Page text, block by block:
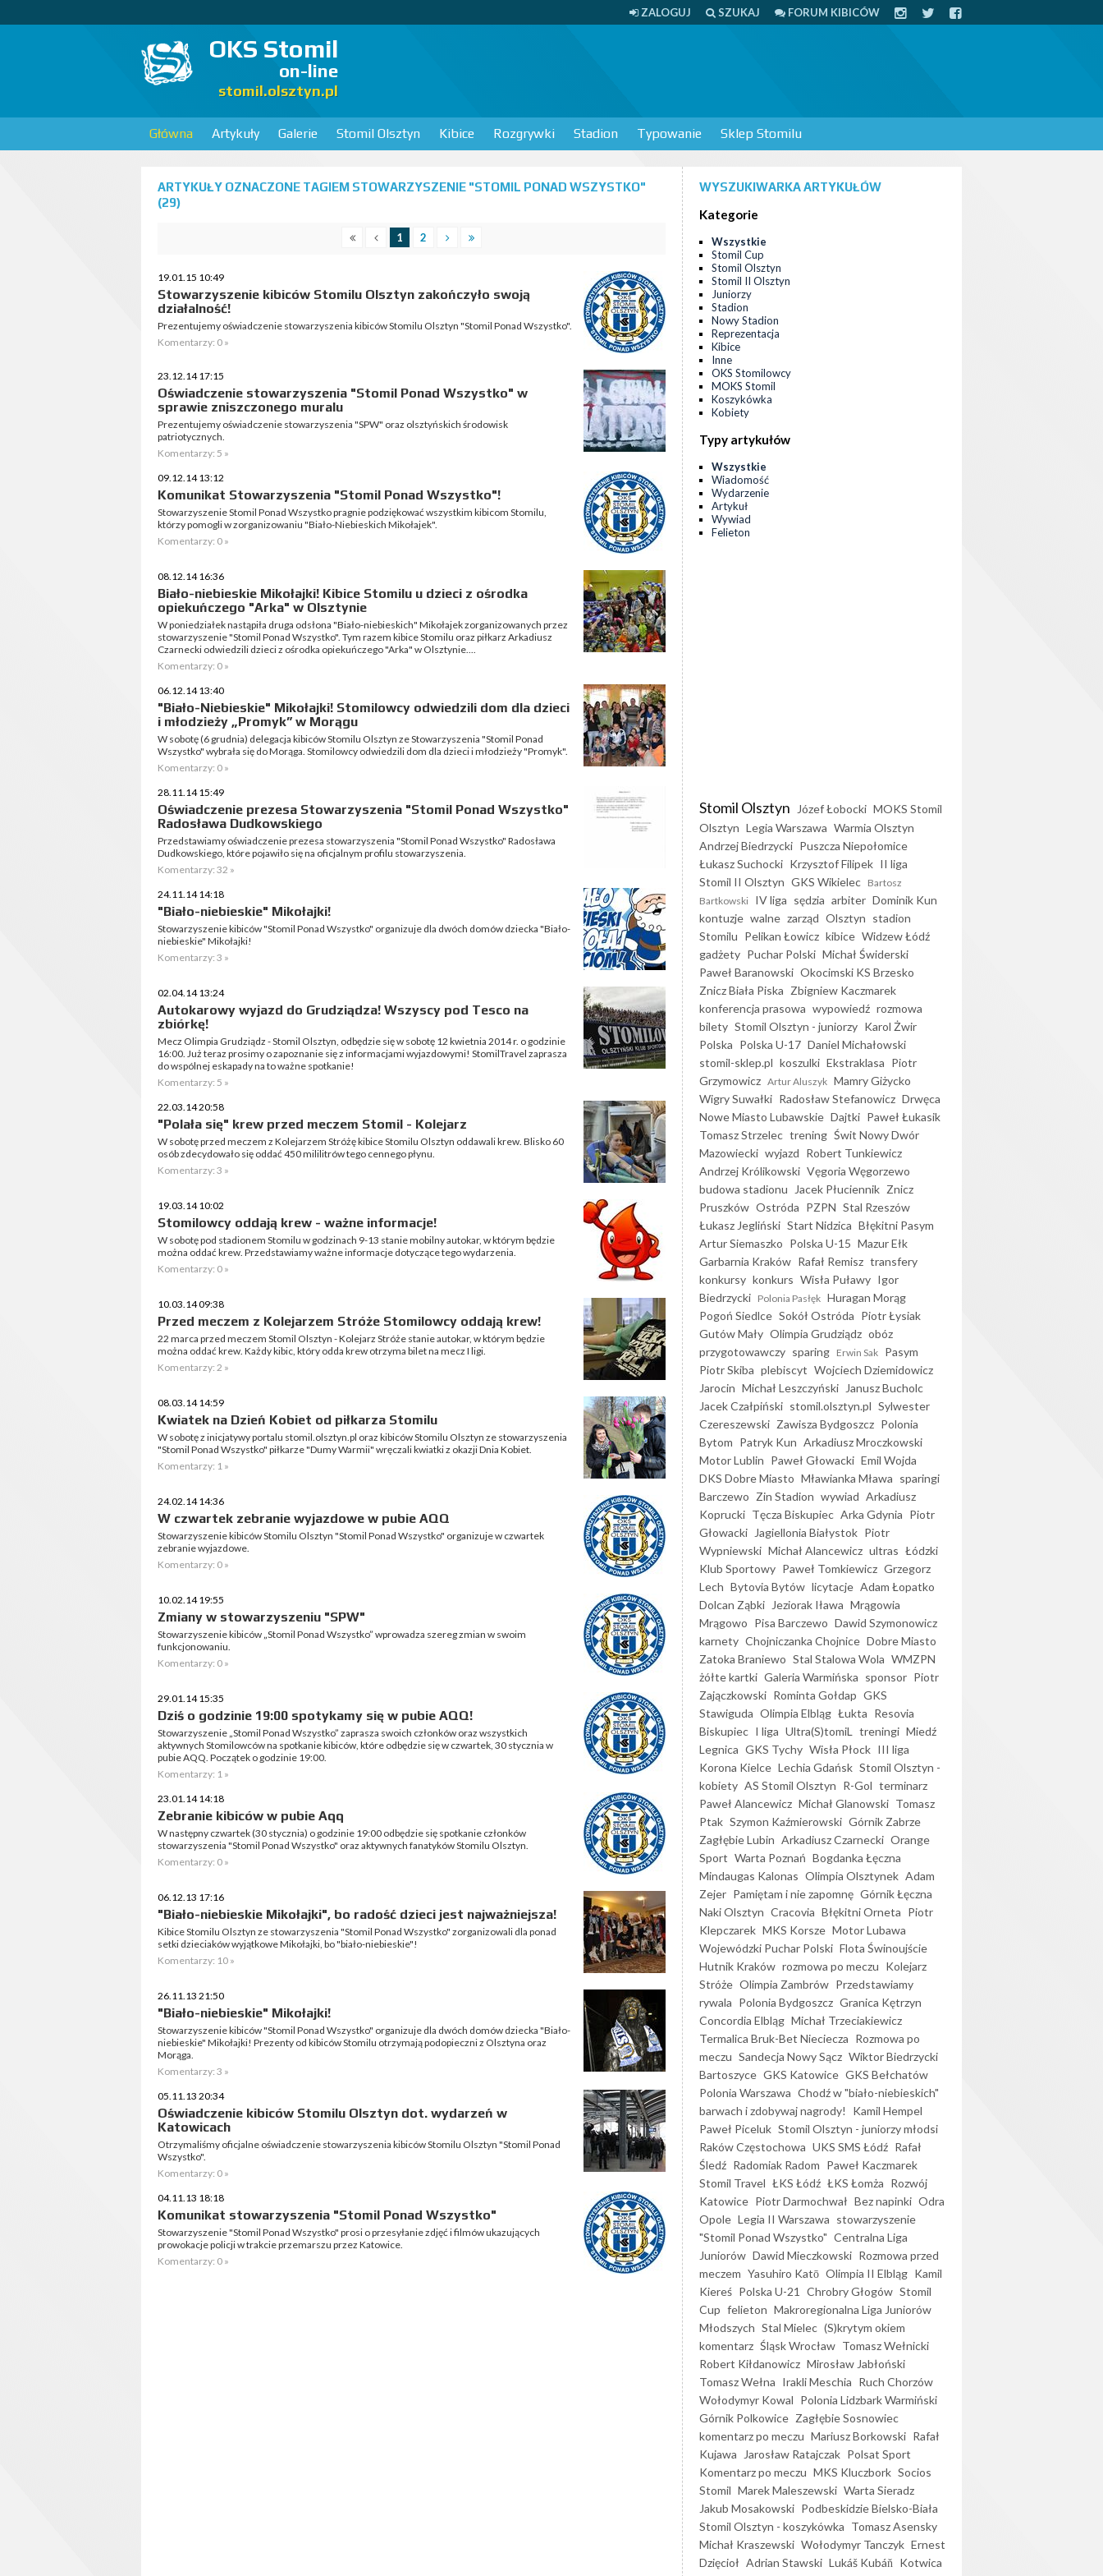
ZALOGUJ SZUKAJ FORUM KIBICÓW
OKS Stomil
on-line
stomil.olsztyn.pl
Główna Artykuły Galerie Stomil Olsztyn Kibice Rozgrywki Stadion Typowanie Sklep Stomilu
ARTYKUŁY OZNACZONE TAGIEM STOWARZYSZENIE "STOMIL PONAD WSZYSTKO"
(29)
1 2
19.01.15 10:49
Stowarzyszenie kibiców Stomilu Olsztyn zakończyło swoją
działalność!
Prezentujemy oświadczenie stowarzyszenia kibiców Stomilu Olsztyn "Stomil Ponad Wszystko".
Komentarzy: 0 »
23.12.14 17:15
Oświadczenie stowarzyszenia "Stomil Ponad Wszystko" w
sprawie zniszczonego muralu
Prezentujemy oświadczenie stowarzyszenia "SPW" oraz olsztyńskich środowisk
patriotycznych.
Komentarzy: 5 »
09.12.14 13:12
Komunikat Stowarzyszenia "Stomil Ponad Wszystko"!
Stowarzyszenie Stomil Ponad Wszystko pragnie podziękować wszystkim kibicom Stomilu,
którzy pomogli w zorganizowaniu "Biało-Niebieskich Mikołajek".
Komentarzy: 0 »
08.12.14 16:36
Biało-niebieskie Mikołajki! Kibice Stomilu u dzieci z ośrodka
opiekuńczego "Arka" w Olsztynie
W poniedziałek nastąpiła druga odsłona "Biało-niebieskich" Mikołajek zorganizowanych przez
stowarzyszenie "Stomil Ponad Wszystko". Tym razem kibice Stomilu oraz piłkarz Arkadiusz
Czarnecki odwiedzili dzieci z ośrodka opiekuńczego "Arka" w Olsztynie....
Komentarzy: 0 »
06.12.14 13:40
"Biało-Niebieskie" Mikołajki! Stomilowcy odwiedzili dom dla dzieci
i młodzieży „Promyk” w Morągu
W sobotę (6 grudnia) delegacja kibiców Stomilu Olsztyn ze Stowarzyszenia "Stomil Ponad
Wszystko" wybrała się do Morąga. Stomilowcy odwiedzili dom dla dzieci i młodzieży "Promyk".
Komentarzy: 0 »
28.11.14 15:49
Oświadczenie prezesa Stowarzyszenia "Stomil Ponad Wszystko"
Radosława Dudkowskiego
Przedstawiamy oświadczenie prezesa stowarzyszenia "Stomil Ponad Wszystko" Radosława
Dudkowskiego, które pojawiło się na oficjalnym profilu stowarzyszenia.
Komentarzy: 32 »
24.11.14 14:18
"Biało-niebieskie" Mikołajki!
Stowarzyszenie kibiców "Stomil Ponad Wszystko" organizuje dla dwóch domów dziecka "Biało-
niebieskie" Mikołajki!
Komentarzy: 3 »
02.04.14 13:24
Autokarowy wyjazd do Grudziądza! Wszyscy pod Tesco na
zbiórkę!
Mecz Olimpia Grudziądz - Stomil Olsztyn, odbędzie się w sobotę 12 kwietnia 2014 r. o godzinie
16:00. Już teraz prosimy o zapoznanie się z informacjami wyjazdowymi! StomilTravel zaprasza
do wspólnej eskapady na to ważne spotkanie!
Komentarzy: 5 »
22.03.14 20:58
"Polała się" krew przed meczem Stomil - Kolejarz
W sobotę przed meczem z Kolejarzem Stróżę kibice Stomilu Olsztyn oddawali krew. Blisko 60
osób zdecydowało się oddać 450 mililitrów tego cennego płynu.
Komentarzy: 3 »
19.03.14 10:02
Stomilowcy oddają krew - ważne informacje!
W sobotę pod stadionem Stomilu w godzinach 9-13 stanie mobilny autokar, w którym będzie
można oddać krew. Przedstawiamy ważne informacje dotyczące tego wydarzenia.
Komentarzy: 0 »
10.03.14 09:38
Przed meczem z Kolejarzem Stróże Stomilowcy oddają krew!
22 marca przed meczem Stomil Olsztyn - Kolejarz Stróże stanie autokar, w którym będzie
można oddać krew. Każdy kibic, który odda krew otrzyma bilet na mecz I ligi.
Komentarzy: 2 »
08.03.14 14:59
Kwiatek na Dzień Kobiet od piłkarza Stomilu
W sobotę z inicjatywy portalu stomil.olsztyn.pl oraz kibiców Stomilu Olsztyn ze stowarzyszenia
"Stomil Ponad Wszystko" piłkarze "Dumy Warmii" wręczali kwiatki z okazji Dnia Kobiet.
Komentarzy: 1 »
24.02.14 14:36
W czwartek zebranie wyjazdowe w pubie AQQ
Stowarzyszenie kibiców Stomilu Olsztyn "Stomil Ponad Wszystko" organizuje w czwartek
zebranie wyjazdowe.
Komentarzy: 0 »
10.02.14 19:55
Zmiany w stowarzyszeniu "SPW"
Stowarzyszenie kibiców „Stomil Ponad Wszystko” wprowadza szereg zmian w swoim
funkcjonowaniu.
Komentarzy: 0 »
29.01.14 15:35
Dziś o godzinie 19:00 spotykamy się w pubie AQQ!
Stowarzyszenie „Stomil Ponad Wszystko” zaprasza swoich członków oraz wszystkich
aktywnych Stomilowców na spotkanie kibiców, które odbędzie się w czwartek, 30 stycznia w
pubie AQQ. Początek o godzinie 19:00.
Komentarzy: 1 »
23.01.14 14:18
Zebranie kibiców w pubie Aqq
W następny czwartek (30 stycznia) o godzinie 19:00 odbędzie się spotkanie członków
stowarzyszenia "Stomil Ponad Wszystko" oraz aktywnych fanatyków Stomilu Olsztyn.
Komentarzy: 0 »
06.12.13 17:16
"Biało-niebieskie Mikołajki", bo radość dzieci jest najważniejsza!
Kibice Stomilu Olsztyn ze stowarzyszenia "Stomil Ponad Wszystko" zorganizowali dla ponad
setki dzieciaków wyjątkowe Mikołajki, bo "biało-niebieskie"!
Komentarzy: 10 »
26.11.13 21:50
"Biało-niebieskie" Mikołajki!
Stowarzyszenie kibiców "Stomil Ponad Wszystko" organizuje dla dwóch domów dziecka "Biało-
niebieskie" Mikołajki! Prezenty od kibiców Stomilu otrzymają podopieczni z Olsztyna oraz
Morąga.
Komentarzy: 3 »
05.11.13 20:34
Oświadczenie kibiców Stomilu Olsztyn dot. wydarzeń w
Katowicach
Otrzymaliśmy oficjalne oświadczenie stowarzyszenia kibiców Stomilu Olsztyn "Stomil Ponad
Wszystko".
Komentarzy: 0 »
04.11.13 18:18
Komunikat stowarzyszenia "Stomil Ponad Wszystko"
Stowarzyszenie "Stomil Ponad Wszystko" prosi o przesyłanie zdjęć i filmów ukazujących
prowokacje policji w trakcie przemarszu przez Katowice.
Komentarzy: 0 »
WYSZUKIWARKA ARTYKUŁÓW
Kategorie
Wszystkie
Stomil Cup
Stomil Olsztyn
Stomil II Olsztyn
Juniorzy
Stadion
Nowy Stadion
Reprezentacja
Kibice
Inne
OKS Stomilowcy
MOKS Stomil
Koszykówka
Kobiety
Typy artykułów
Wszystkie
Wiadomość
Wydarzenie
Artykuł
Wywiad
Felieton
Stomil Olsztyn Józef Łobocki MOKS Stomil
Olsztyn Legia Warszawa Warmia Olsztyn
Andrzej Biedrzycki Puszcza Niepołomice
Łukasz Suchocki Krzysztof Filipek II liga
Stomil II Olsztyn GKS Wikielec Bartosz
Bartkowski IV liga sędzia arbiter Dominik Kun
kontuzje walne zarząd Olsztyn stadion
Stomilu Pelikan Łowicz kibice Widzew Łódź
gadżety Puchar Polski Michał Świderski
Paweł Baranowski Okocimski KS Brzesko
Znicz Biała Piska Zbigniew Kaczmarek
konferencja prasowa wypowiedź rozmowa
bilety Stomil Olsztyn - juniorzy Karol Żwir
Polska Polska U-17 Daniel Michałowski
stomil-sklep.pl koszulki Ekstraklasa Piotr
Grzymowicz Artur Aluszyk Mamry Giżycko
Wigry Suwałki Radosław Stefanowicz Drwęca
Nowe Miasto Lubawskie Dajtki Paweł Łukasik
Tomasz Strzelec trening Świt Nowy Dwór
Mazowiecki wyjazd Robert Tunkiewicz
Andrzej Królikowski Vęgoria Węgorzewo
budowa stadionu
Jacek Płuciennik Znicz
Pruszków Ostróda PZPN Stal Rzeszów
Łukasz Jegliński Start Nidzica Błękitni Pasym
Artur Siemaszko Polska U-15 Mazur Ełk
Garbarnia Kraków Rafał Remisz transfery
konkursy konkurs Wisła Puławy Igor
Biedrzycki Polonia Pasłęk Huragan Morąg
Pogoń Siedlce Sokół Ostróda Piotr Łysiak
Gutów Mały Olimpia Grudziądz obóz
przygotowawczy sparing Erwin Sak Pasym
Piotr Skiba plebiscyt Wojciech Dziemidowicz
Jarocin Michał Leszczyński
Janusz Bucholc
Jacek Czałpiński stomil.olsztyn.pl Sylwester
Czereszewski Zawisza Bydgoszcz Polonia
Bytom Patryk Kun Arkadiusz Mroczkowski
Motor Lublin Paweł Głowacki Emil Wojda
DKS Dobre Miasto Mławianka Mława sparingi
Barczewo Zin Stadion wywiad Arkadiusz
Koprucki Tęcza Biskupiec Arka Gdynia Piotr
Głowacki
Jagiellonia Białystok Piotr
Wypniewski Michał Alancewicz ultras Łódzki
Klub Sportowy Paweł Tomkiewicz Grzegorz
Lech Bytovia Bytów licytacje Adam Łopatko
Dolcan Ząbki
Jeziorak Iława Mrągowia
Mrągowo Pisa Barczewo Dawid Szymonowicz
karnety Chojniczanka Chojnice Dobre Miasto
Zatoka Braniewo Stal Stalowa Wola WMZPN
żółte kartki Galeria Warmińska sponsor Piotr
Zajączkowski Rominta Gołdap GKS
Stawiguda Olimpia Elbląg Łukta Resovia
Biskupiec I liga Ultra(S)tomiL treningi Miedź
Legnica GKS Tychy Wisła Płock III liga
Korona Kielce Lechia Gdańsk Stomil Olsztyn -
kobiety AS Stomil Olsztyn R-Gol terminarz
Paweł Alancewicz Michał Glanowski Tomasz
Ptak Szymon Kaźmierowski Górnik Zabrze
Zagłębie Lubin Arkadiusz Czarnecki Orange
Sport Warta Poznań Bogdanka Łęczna
Mindaugas Kalonas Olimpia Olsztynek Adam
Zejer Pamiętam i nie zapomnę Górnik Łęczna
Naki Olsztyn Cracovia Błękitni Orneta Piotr
Klepczarek MKS Korsze Motor Lubawa
Wojewódzki Puchar Polski Flota Świnoujście
Hutnik Kraków rozmowa po meczu Kolejarz
Stróże Olimpia Zambrów Przedstawiamy
rywala Polonia Bydgoszcz Granica Kętrzyn
Concordia Elbląg Michał Trzeciakiewicz
Termalica Bruk-Bet Nieciecza Rozmowa po
meczu Sandecja Nowy Sącz Wiktor Biedrzycki
Bartoszyce GKS Katowice GKS Bełchatów
Polonia Warszawa Chodź w "biało-niebieskich"
barwach i zdobywaj nagrody!
Kamil Hempel
Paweł Piceluk Stomil Olsztyn - juniorzy młodsi
Raków Częstochowa UKS SMS Łódź Rafał
Śledź Radomiak Radom Paweł Kaczmarek
Stomil Travel ŁKS Łódź ŁKS Łomża Rozwój
Katowice Piotr Darmochwał Bez napinki Odra
Opole Legia II Warszawa stowarzyszenie
"Stomil Ponad Wszystko" Centralna Liga
Juniorów Dawid Mieczkowski Rozmowa przed
meczem Yasuhiro Katō Olimpia II Elbląg Kamil
Kiereś Polska U-21 Chrobry Głogów Stomil
Cup felieton Makroregionalna Liga Juniorów
Młodszych Stal Mielec (S)krytym okiem
komentarz Śląsk Wrocław Tomasz Wełnicki
Robert Kiłdanowicz Mirosław Jabłoński
Tomasz Wełna Irakli Meschia Ruch Chorzów
Wołodymyr Kowal Polonia Lidzbark Warmiński
Górnik Polkowice Zagłębie Sosnowiec
komentarz po meczu Mariusz Borkowski Rafał
Kujawa
Jarosław Ratajczak Polsat Sport
Komentarz po meczu MKS Kluczbork Socios
Stomil Marek Maleszewski Warta Sieradz
Jakub Mosakowski Podbeskidzie Bielsko-Biała
Stomil Olsztyn - koszykówka Tomasz Asensky
Michał Kraszewski Wołodymyr Tanczyk Ernest
Dzięcioł Adrian Stawski Lukáš Kubáň Kotwica